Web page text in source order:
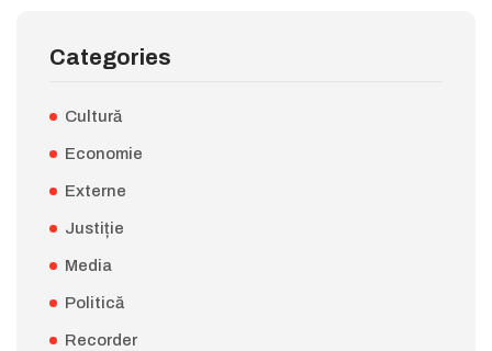
Categories
Cultură
Economie
Externe
Justiție
Media
Politică
Recorder